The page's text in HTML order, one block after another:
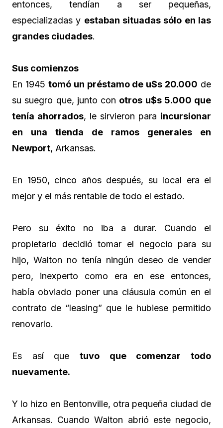
entonces, tendían a ser pequeñas,
especializadas y estaban situadas sólo en las
grandes ciudades.
Sus comienzos
En 1945 tomó un préstamo de u$s 20.000 de
su suegro que, junto con otros u$s 5.000 que
tenía ahorrados, le sirvieron para incursionar
en una tienda de ramos generales en
Newport, Arkansas.
En 1950, cinco años después, su local era el
mejor y el más rentable de todo el estado.
Pero su éxito no iba a durar. Cuando el
propietario decidió tomar el negocio para su
hijo, Walton no tenía ningún deseo de vender
pero, inexperto como era en ese entonces,
había obviado poner una cláusula común en el
contrato de “leasing” que le hubiese permitido
renovarlo.
Es así que tuvo que comenzar todo
nuevamente.
Y lo hizo en Bentonville, otra pequeña ciudad de
Arkansas. Cuando Walton abrió este negocio,